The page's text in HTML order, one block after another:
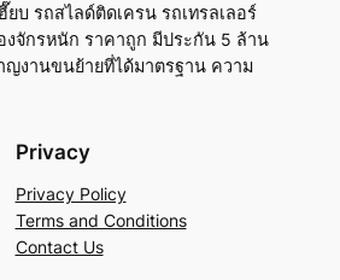
ยบ รถสไลด์ติดเครน รถเทรลเลอร์
งจักรหนัก ราคาถูก มีประกัน 5 ล้าน
ญงานขนย้ายที่ได้มาตรฐาน ความ
Privacy
Privacy Policy
Terms and Conditions
Contact Us